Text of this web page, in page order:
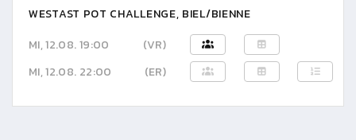
WESTAST POT CHALLENGE, BIEL/BIENNE
MI, 12.08. 19:00
(VR)
MI, 12.08. 22:00
(ER)